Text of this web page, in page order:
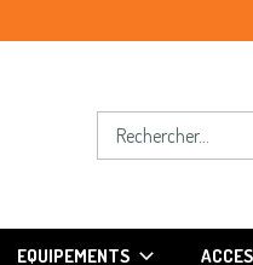
EQUIPEMENTS